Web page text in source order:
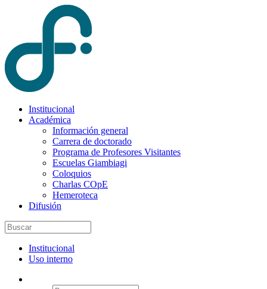
Institucional
Académica
Información general
Carrera de doctorado
Programa de Profesores Visitantes
Escuelas Giambiagi
Coloquios
Charlas COpE
Hemeroteca
Difusión
Institucional
Uso interno